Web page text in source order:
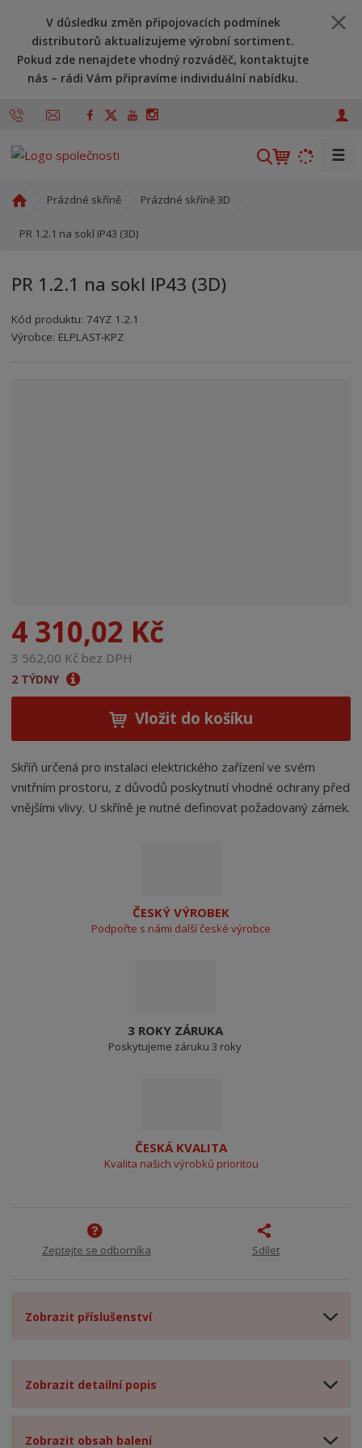
V důsledku změn připojovacích podmínek
distributorů aktualizujeme výrobní sortiment.
Pokud zde nenajdete vhodný rozváděč, kontaktujte
nás – rádi Vám připravíme individuální nabídku.
V
☰
o
í
t
r
Prázdné skříně Prázdné skříně 3D
PR 1.2.1 na sokl IP43 (3D)
PR 1.2.1 na sokl IP43 (3D)
Kód produktu:74YZ 1.2.1
Kód výrobce: 8595208606038
Kód dodavatele:8595208606038
Výrobce: ELPLAST-KPZ
4 310,02 Kč
3 562,00 Kč bez DPH
2 TÝDNY
Vložit do košíku
Skříň určená pro instalaci elektrického zařízení ve svém
vnitřním prostoru, z důvodů poskytnutí vhodné ochrany před
vnějšími vlivy. U skříně je nutné definovat požadovaný zámek.
ČESKÝ VÝROBEK
Podpořte s námi další české výrobce
3 ROKY ZÁRUKA
Poskytujeme záruku 3 roky
ČESKÁ KVALITA
Kvalita našich výrobků prioritou
Zeptejte se odborníka Sdílet
Zobrazit příslušenství
Zobrazit detailní popis
Zobrazit obsah balení